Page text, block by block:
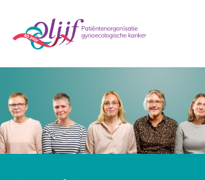
Gynaecologische kankers
Lotgenoten